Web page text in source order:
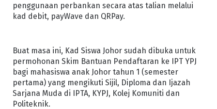
penggunaan perbankan secara atas talian melalui
kad debit, payWave dan QRPay.
Buat masa ini, Kad Siswa Johor sudah dibuka untuk
permohonan Skim Bantuan Pendaftaran ke IPT YPJ
bagi mahasiswa anak Johor tahun 1 (semester
pertama) yang mengikuti Sijil, Diploma dan Ijazah
Sarjana Muda di IPTA, KYPJ, Kolej Komuniti dan
Politeknik.